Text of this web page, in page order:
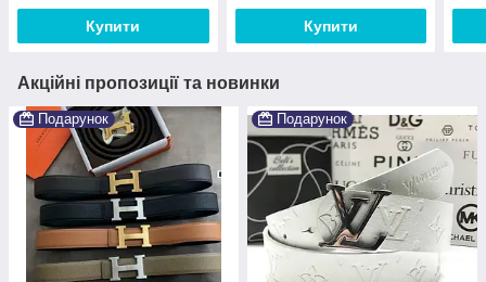
Купити Купити
Акційні пропозиції та новинки
Подарунок Подарунок